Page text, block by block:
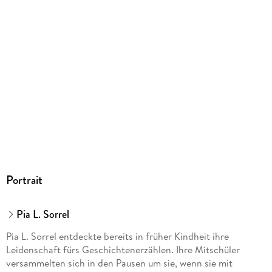
Portrait
Pia L. Sorrel
Pia L. Sorrel entdeckte bereits in früher Kindheit ihre
Leidenschaft fürs Geschichtenerzählen. Ihre Mitschüler
versammelten sich in den Pausen um sie, wenn sie mit